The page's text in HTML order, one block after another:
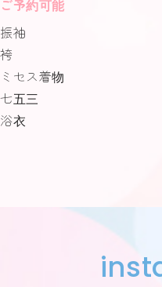
ご予約可能
振袖
袴
ミセス着物
七五三
浴衣